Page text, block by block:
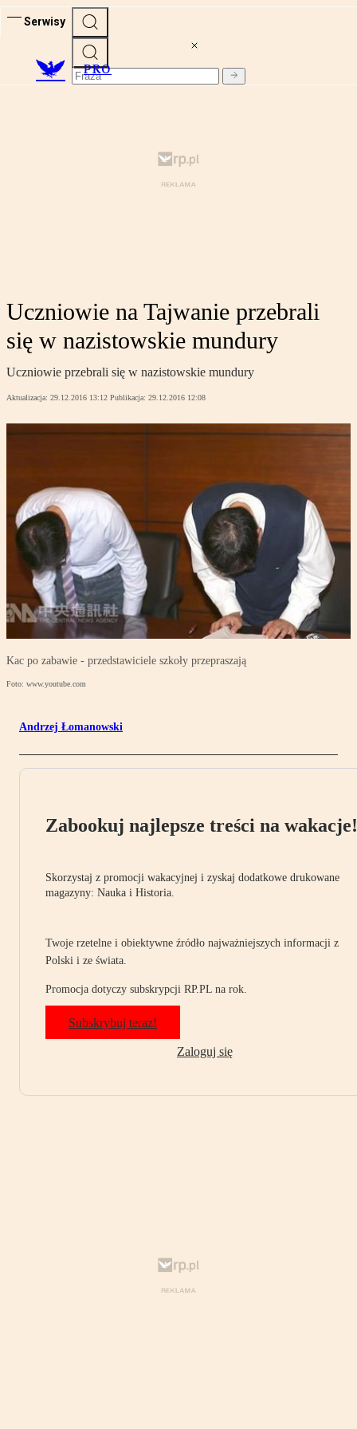
Serwisy
PRO
Uczniowie na Tajwanie przebrali
się w nazistowskie mundury
Uczniowie przebrali się w nazistowskie mundury
Aktualizacja: 29.12.2016 13:12 Publikacja: 29.12.2016 12:08
Kac po zabawie - przedstawiciele szkoły przepraszają
Foto: www.youtube.com
Andrzej Łomanowski
Zabookuj najlepsze treści na wakacje!
Skorzystaj z promocji wakacyjnej i zyskaj dodatkowe drukowane
magazyny: Nauka i Historia.
Twoje rzetelne i obiektywne źródło najważniejszych informacji z
Polski i ze świata.
Promocja dotyczy subskrypcji RP.PL na rok.
Subskrybuj teraz!
Zaloguj się